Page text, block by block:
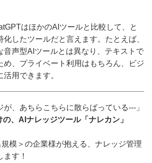
はほかのAIツールと比較して、と
化したツールだと言えます。たとえば、
音声型AIツールとは異なり、テキストで
め、プライベート利用はもちろん、ビジ
用できます。
が、あちらこちらに散らばっている---」
の、AIナレッジツール「ナレカン」
模＞の企業様が抱える、ナレッジ管理
す！